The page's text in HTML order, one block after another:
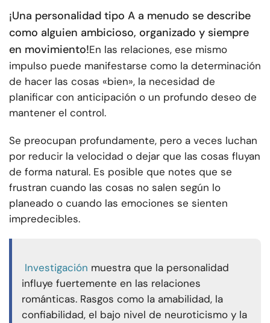
¡Una personalidad tipo A a menudo se describe
como alguien ambicioso, organizado y siempre
en movimiento!En las relaciones, ese mismo
impulso puede manifestarse como la determinación
de hacer las cosas «bien», la necesidad de
planificar con anticipación o un profundo deseo de
mantener el control.
Se preocupan profundamente, pero a veces luchan
por reducir la velocidad o dejar que las cosas fluyan
de forma natural. Es posible que notes que se
frustran cuando las cosas no salen según lo
planeado o cuando las emociones se sienten
impredecibles.
Investigación muestra que la personalidad
influye fuertemente en las relaciones
románticas. Rasgos como la amabilidad, la
confiabilidad, el bajo nivel de neuroticismo y la